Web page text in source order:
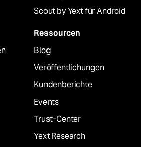
Scout by Yext für Android
Ressourcen
Blog
Veröffentlichungen
Kundenberichte
Events
Trust-Center
Yext Research